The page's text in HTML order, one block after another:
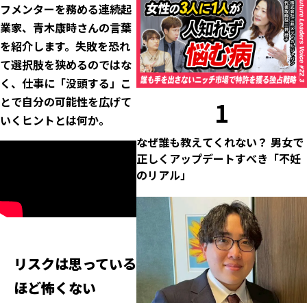
フメンターを務める連続起
業家、青木康時さんの言葉
を紹介します。失敗を恐れ
て選択肢を狭めるのではな
く、仕事に「没頭する」こ
とで自分の可能性を広げて
いくヒントとは何か。
リスクは思っている
ほど怖くない
1
なぜ誰も教えてくれない？ 男女で
正しくアップデートすべき「不妊
のリアル」